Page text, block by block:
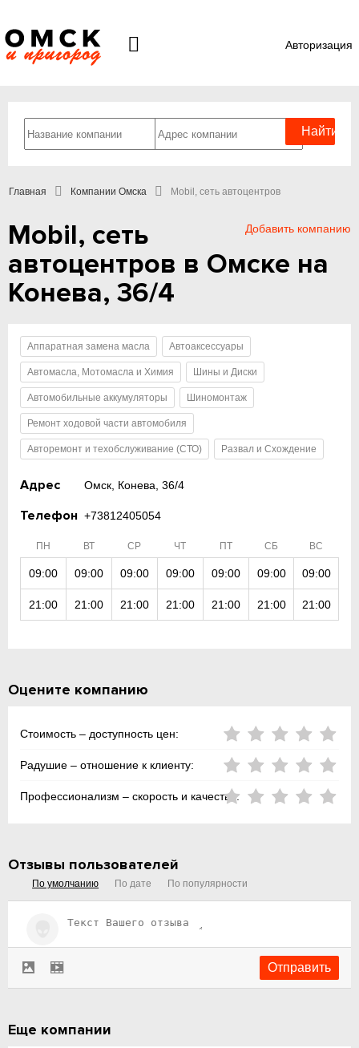
Авторизация
Главная Компании Омска Mobil, сеть автоцентров
Добавить компанию
Mobil, сеть
автоцентров в Омске на
Конева, 36/4
Аппаратная замена масла Автоаксессуары
Автомасла, Мотомасла и Химия Шины и Диски
Автомобильные аккумуляторы Шиномонтаж
Ремонт ходовой части автомобиля
Авторемонт и техобслуживание (СТО) Развал и Схождение
Адрес Омск, Конева, 36/4
Телефон +73812405054
ПН ВТ СР ЧТ ПТ СБ ВС
09:00 09:00 09:00 09:00 09:00 09:00 09:00
21:00 21:00 21:00 21:00 21:00 21:00 21:00
Оцените компанию
Стоимость – доступность цен:
Радушие – отношение к клиенту:
Профессионализм – скорость и качество:
Отзывы пользователей
По умолчанию По дате По популярности
Еще компании